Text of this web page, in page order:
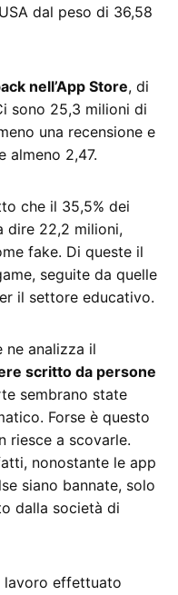
dal peso di 36,58
nell’App Store, di
sono 25,3 milioni di
una recensione e
almeno 2,47.
che il 35,5% dei
dire 22,2 milioni,
fake. Di queste il
seguite da quelle
il settore educativo.
ne analizza il
scritto da persone
sembrano state
Forse è questo
riesce a scovarle.
nonostante le app
siano bannate, solo
dalla società di
effettuato